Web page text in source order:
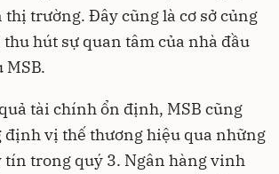
thị trường. Đây cũng là cơ sở củng
hút sự quan tâm của nhà đầu
MSB.
tài chính ổn định, MSB cũng
định vị thế thương hiệu qua những
tín trong quý 3. Ngân hàng vinh